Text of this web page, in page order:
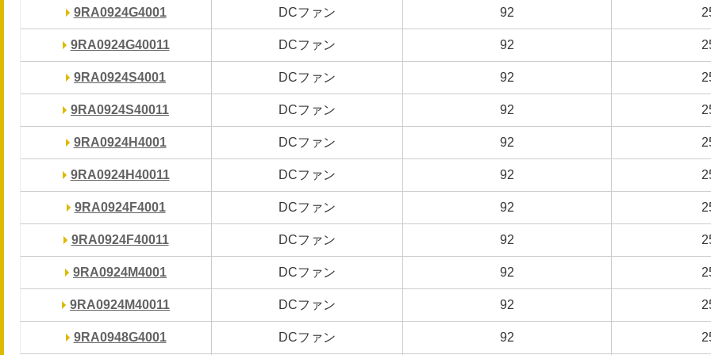
9RA0924G4001 DCファン 92
9RA0924G40011 DCファン 92
9RA0924S4001 DCファン 92
9RA0924S40011 DCファン 92
9RA0924H4001 DCファン 92
9RA0924H40011 DCファン 92
9RA0924F4001 DCファン 92
9RA0924F40011 DCファン 92
9RA0924M4001 DCファン 92
9RA0924M40011 DCファン 92
9RA0948G4001 DCファン 92
9RA0924G4001 DCファン 92
9RA0924G40011 DCファン 92
9RA0924S4001 DCファン 92
9RA0924S40011 DCファン 92
9RA0924H4001 DCファン 92
9RA0924H40011 DCファン 92
9RA0924F4001 DCファン 92
9RA0924F40011 DCファン 92
9RA0924M4001 DCファン 92
9RA0924M40011 DCファン 92
9RA0948G4001 DCファン 92